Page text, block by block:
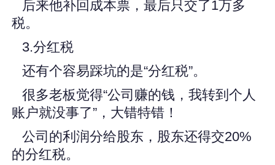
后来他补回成本票，最后只交了1万多
税。
3.分红税
还有个容易踩坑的是“分红税”。
很多老板觉得“公司赚的钱，我转到个人
账户就没事了”，大错特错！
公司的利润分给股东，股东还得交20%
的分红税。